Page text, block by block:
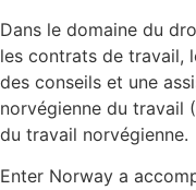
Dans le domaine du
les contrats de travail,
des conseils et une
norvégienne du travail
du travail norvégienne.
Enter Norway a